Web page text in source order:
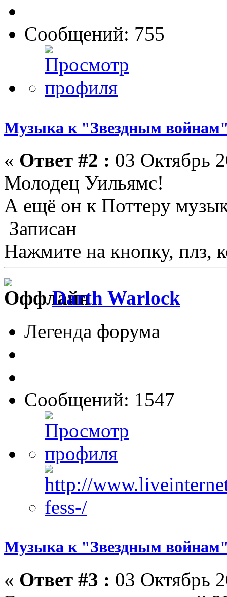
Сообщений: 755
Музыка к "Звездным
« Ответ #2 : 03 Октябрь
Молодец Уильямс!
А ещё он к Поттеру
Записан
Нажмите на кнопку, плз,
Darth Warlock
Легенда форума
Сообщений: 1547
Музыка к "Звездным
« Ответ #3 : 03 Октябрь